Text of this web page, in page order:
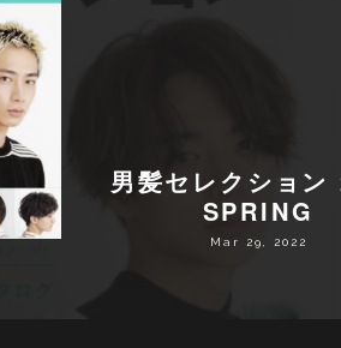
男髪セレクショ
SPRING
Mar 29, 2022